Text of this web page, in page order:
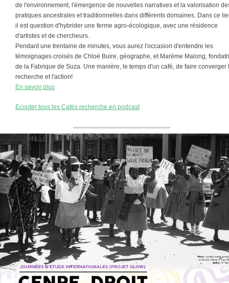
de l'environnement, l'émergence de nouvelles narratives et la valorisation
pratiques ancestrales et traditionnelles dans différents domaines. Dans ce
il est question d'hybrider une ferme agro-écologique, avec une résidence
d'artistes et de chercheurs.
Pendant une trentaine de minutes, vous aurez l'occasion d'entendre les
témoignages croisés de Chloé Buire, géographe, et Marème Malong,
de la Fabrique de Suza. Une manière, le temps d'un café, de faire converger
recherche et l'action!
En savoir plus
Ecouter tous les Cafés recherche en podcast